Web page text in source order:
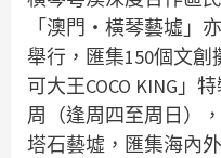
「澳門‧橫琴藝墟」
舉行，匯集150個文
可大王COCO KING」
周（逢周四至周日）
塔石藝墟，匯集海內